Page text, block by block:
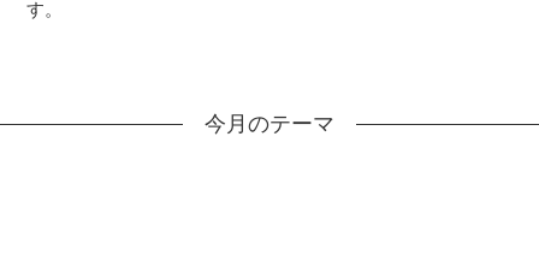
す。
今月のテーマ